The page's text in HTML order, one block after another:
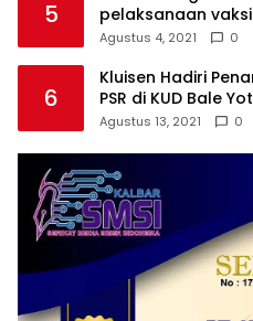
5
pelaksanaan
Agustus 4, 2021 0
6
Kluisen Hadiri
PSR di KUD Bale
Agustus 13, 2021 0